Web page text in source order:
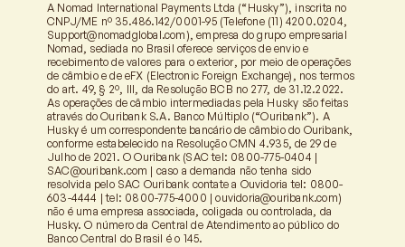
A Nomad International Payments Ltda (“Husky”), inscrita no
CNPJ/ME nº 35.486.142/0001-95 (Telefone (11) 4200.0204,
Support@nomadglobal.com), empresa do grupo empresarial
Nomad, sediada no Brasil oferece serviços de envio e
recebimento de valores para o exterior, por meio de operações
de câmbio e de eFX (Electronic Foreign Exchange), nos termos
do art. 49, § 2º, III, da Resolução BCB no 277, de 31.12.2022.
As operações de câmbio intermediadas pela Husky são feitas
através do Ouribank S.A. Banco Múltiplo (“Ouribank”). A
Husky é um correspondente bancário de câmbio do Ouribank,
conforme estabelecido na Resolução CMN 4.935, de 29 de
Julho de 2021. O Ouribank (SAC tel: 0800-775-0404 |
SAC@ouribank.com | caso a demanda não tenha sido
resolvida pelo SAC Ouribank contate a Ouvidoria tel: 0800-
603-4444 | tel: 0800-775-4000 |ouvidoria@ouribank.com)
não é uma empresa associada, coligada ou controlada, da
Husky. O número da Central de Atendimento ao público do
Banco Central do Brasil é o 145.